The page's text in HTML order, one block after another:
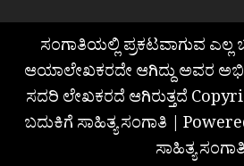
ಸಂಗಾತಿಯಲ್ಲಿ ಪ್ರಕಟವಾಗುವ ಎಲ್ಲ
ಆಯಾಲೇಖಕರದೇ ಆಗಿದ್ದು ಅವರ
ಸದರಿ ಲೇಖಕರದೆ ಆಗಿರುತ್ತದೆ
ಬದುಕಿಗೆ ಸಾಹಿತ್ಯ ಸಂಗಾತಿ |
ಸಾಹಿತ್ಯ ಸಂಗಾತಿ